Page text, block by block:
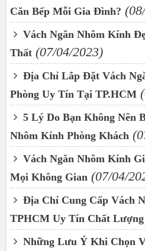
Căn Bếp Mỗi Gia Đình?
Vách Ngăn Nhôm Kính
Thất (07/04/2023)
Địa Chỉ Lắp Đặt Vách
Phòng Uy Tín Tại TP.HCM
5 Lý Do Bạn Không Nên
Nhôm Kính Phòng Khách
Vách Ngăn Nhôm Kính
Mọi Không Gian (07/04/
Địa Chỉ Cung Cấp Vách
TPHCM Uy Tín Chất Lượng
Những Lưu Ý Khi Chọn